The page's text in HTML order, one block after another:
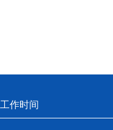
工作时间